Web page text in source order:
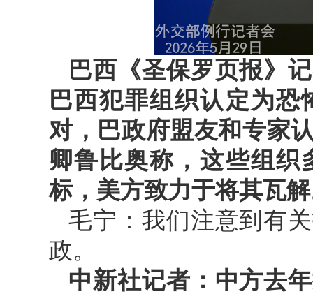
巴西《圣保罗页报》
巴西犯罪组织认定为
对，巴政府盟友和专家
卿鲁比奥称，这些组织
标，美方致力于将其瓦
毛宁：我们注意到有
政。
中新社记者：中方去